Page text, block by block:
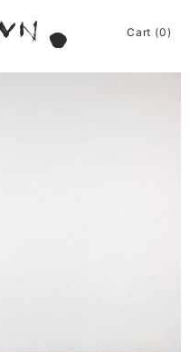
BROWN.
Cart (0)